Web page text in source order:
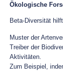
Ökologische
Beta-Diversität
Muster der
Treiber der
Aktivitäten.
Zum Beispiel,